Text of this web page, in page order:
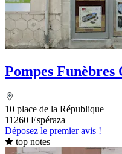
Pompes
10 place de la République
11260 Espéraza
Déposez le premier avis !
top notes